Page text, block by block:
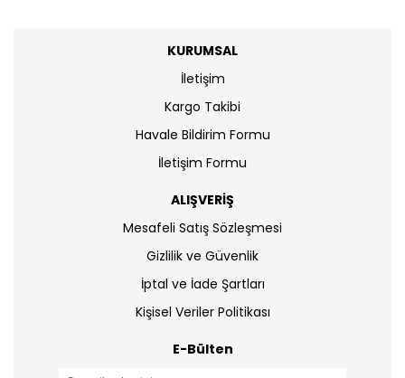
KURUMSAL
İletişim
Kargo Takibi
Havale Bildirim Formu
İletişim Formu
ALIŞVERİŞ
Mesafeli Satış Sözleşmesi
Gizlilik ve Güvenlik
İptal ve İade Şartları
Kişisel Veriler Politikası
E-Bülten